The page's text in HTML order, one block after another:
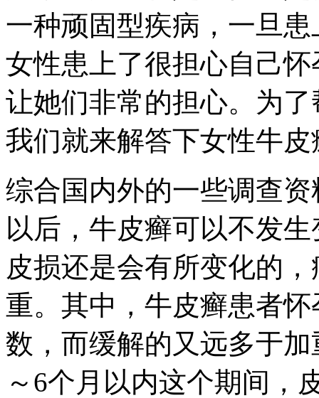
一种顽固型疾病，一旦
女性患上了很担心自己
让她们非常的担心。为
我们就来解答下女性牛
综合国内外的一些调查
以后，牛皮癣可以不发
皮损还是会有所变化的
重。其中，牛皮癣患者
数，而缓解的又远多于
～6个月以内这个期间，